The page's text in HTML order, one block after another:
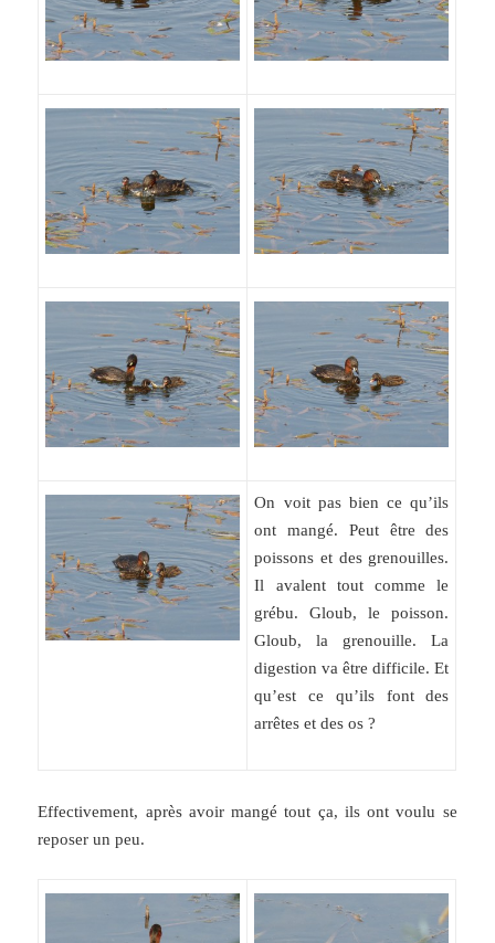
On voit pas bien ce qu’ils
ont mangé. Peut être des
poissons et des grenouilles.
Il avalent tout comme le
grébu. Gloub, le poisson.
Gloub, la grenouille. La
digestion va être difficile. Et
qu’est ce qu’ils font des
arrêtes et des os ?
Effectivement, après avoir mangé tout ça, ils ont voulu se
reposer un peu.